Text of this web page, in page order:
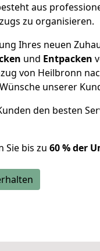
aus
zu organisieren.
Ihres neuen
und Entpacken
von Heilbronn
unserer
den besten
Sie bis zu 60 % der